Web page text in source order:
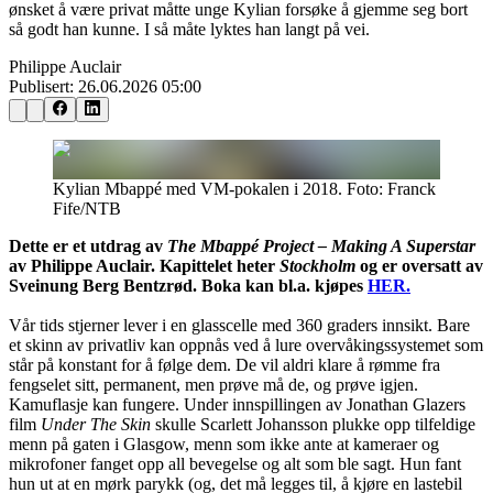
ønsket å være privat måtte unge Kylian forsøke å gjemme seg bort
så godt han kunne. I så måte lyktes han langt på vei.
Philippe Auclair
Publisert: 26.06.2026 05:00
Kylian Mbappé med VM-pokalen i 2018. Foto: Franck
Fife/NTB
Dette er et utdrag av The Mbappé Project – Making A Superstar
av Philippe Auclair. Kapittelet heter Stockholm og er oversatt av
Sveinung Berg Bentzrød. Boka kan bl.a. kjøpes HER.
Vår tids stjerner lever i en glasscelle med 360 graders innsikt. Bare
et skinn av privatliv kan oppnås ved å lure overvåkingssystemet som
står på konstant for å følge dem. De vil aldri klare å rømme fra
fengselet sitt, permanent, men prøve må de, og prøve igjen.
Kamuflasje kan fungere. Under innspillingen av Jonathan Glazers
film Under The Skin skulle Scarlett Johansson plukke opp tilfeldige
menn på gaten i Glasgow, menn som ikke ante at kameraer og
mikrofoner fanget opp all bevegelse og alt som ble sagt. Hun fant
hun ut at en mørk parykk (og, det må legges til, å kjøre en lastebil